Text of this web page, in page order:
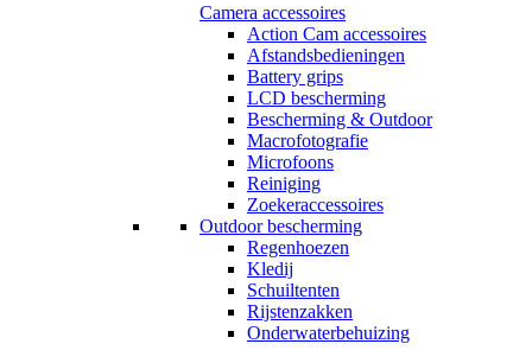
Camera accessoires
Action Cam accessoires
Afstandsbedieningen
Battery grips
LCD bescherming
Bescherming & Outdoor
Macrofotografie
Microfoons
Reiniging
Zoekeraccessoires
Outdoor bescherming
Regenhoezen
Kledij
Schuiltenten
Rijstenzakken
Onderwaterbehuizing